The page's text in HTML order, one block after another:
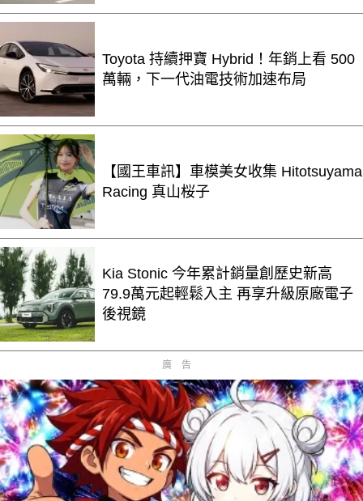
Toyota 持續押寶 Hybrid！年銷上看 500
萬輛，下一代油電技術加速布局
【國王車訊】車模美女收集 Hitotsuyama
Racing 真山桜子
Kia Stonic 今年累計銷量創歷史新高
79.9萬元起輕鬆入主 再享升級原廠電子
後視鏡
廣告